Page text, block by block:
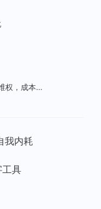
权，成本…
我内耗
具